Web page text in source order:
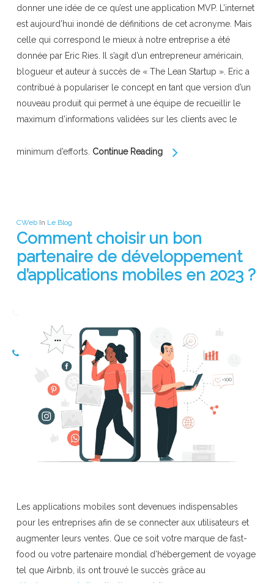
donner une idée de ce qu’est une application MVP. L’internet
est aujourd’hui inondé de définitions de cet acronyme. Mais
celle qui correspond le mieux à notre entreprise a été
donnée par Eric Ries. Il s’agit d’un entrepreneur américain,
blogueur et auteur à succès de « The Lean Startup ». Eric a
contribué à populariser le concept en tant que version d’un
nouveau produit qui permet à une équipe de recueillir le
maximum d’informations validées sur les clients avec le
minimum d’efforts. Continue Reading
CWeb In Le Blog
Comment choisir un bon
partenaire de développement
d’applications mobiles en 2023 ?
Les applications mobiles sont devenues indispensables
pour les entreprises afin de se connecter aux utilisateurs et
augmenter leurs ventes. Que ce soit votre marque de fast-
food ou votre partenaire mondial d’hébergement de voyage
tel que Airbnb, ils ont trouvé le succès grâce au